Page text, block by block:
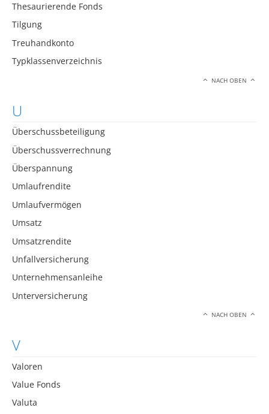
Thesaurierende Fonds
Tilgung
Treuhandkonto
Typklassenverzeichnis
NACH OBEN
U
Überschussbeteiligung
Überschussverrechnung
Überspannung
Umlaufrendite
Umlaufvermögen
Umsatz
Umsatzrendite
Unfallversicherung
Unternehmensanleihe
Unterversicherung
NACH OBEN
V
Valoren
Value Fonds
Valuta